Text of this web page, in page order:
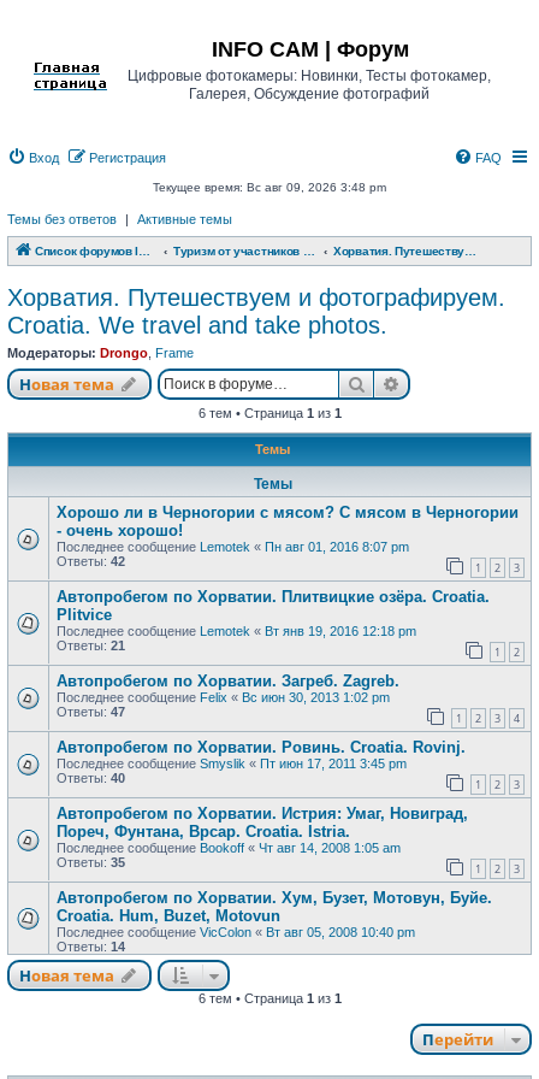
INFO CAM | Форум
Цифровые фотокамеры: Новинки, Тесты фотокамер,
Галерея, Обсуждение фотографий
Вход Регистрация FAQ
Текущее время: Вс авг 09, 2026 3:48 pm
Темы без ответов | Активные темы
Список форумов INFO CAM | Форум
Хорватия. Путешествуем и фотографируем.
Croatia. We travel and take photos.
Модераторы: Drongo Frame
Новая тема
Новая тема ПоискРасширенный
6 тем • Страница 1 из 1
Темы
Темы
Хорошо ли в Черногории с мясом? С мясом в Черногории
- очень хорошо!
Последнее сообщение Lemotek « Пн авг 01, 2016 8:07 pm
Ответы: 42 1 2 3
Автопробегом по Хорватии. Плитвицкие озёра. Croatia.
Plitvice
Последнее сообщение Lemotek « Вт янв 19, 2016 12:18 pm
Ответы: 21 1 2
Автопробегом по Хорватии. Загреб. Zagreb.
Последнее сообщение Felix « Вс июн 30, 2013 1:02 pm
Ответы: 47 1 2 3 4
Автопробегом по Хорватии. Ровинь. Croatia. Rovinj.
Последнее сообщение Smyslik « Пт июн 17, 2011 3:45 pm
Ответы: 40 1 2 3
Автопробегом по Хорватии. Истрия: Умаг, Новиград,
Пореч, Фунтана, Врсар. Croatia. Istria.
Последнее сообщение Bookoff « Чт авг 14, 2008 1:05 am
Ответы: 35 1 2 3
Автопробегом по Хорватии. Хум, Бузет, Мотовун, Буйе.
Croatia. Hum, Buzet, Motovun
Последнее сообщение VicColon « Вт авг 05, 2008 10:40 pm
Ответы: 14
Новая тема
Новая тема
6 тем • Страница 1 из 1
Перейти